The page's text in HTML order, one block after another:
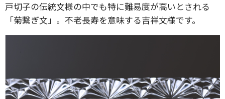
戸切子の伝統文様の中でも特に難易度が高いとされる
「菊繋ぎ文」。不老長寿を意味する吉祥文様です。